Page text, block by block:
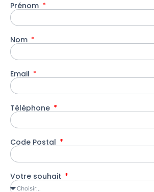
Prénom
Nom
Email
Téléphone
Code Postal
Votre souhait